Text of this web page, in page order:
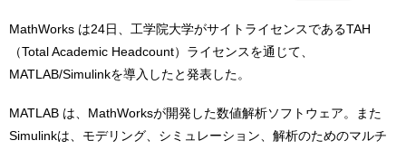
MathWorks は24日、工学院大学がサイトライセンスであるTAH
（Total Academic Headcount）ライセンスを通じて、
MATLAB/Simulinkを導入したと発表した。
MATLAB は、MathWorksが開発した数値解析ソフトウェア。また
Simulinkは、モデリング、シミュレーション、解析のためのマルチ